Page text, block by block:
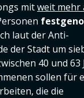
mitweit mehr
laut der Anti-
der Stadt um
40 und 63
sollen für
die die